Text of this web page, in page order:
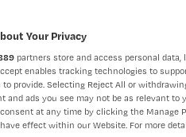
Your Privacy
partners store and access personal
enables tracking technologies to
to provide. Selecting Reject All or
and ads you see may not be as relevant
at any time by clicking the Manage
effect within our Website. For more